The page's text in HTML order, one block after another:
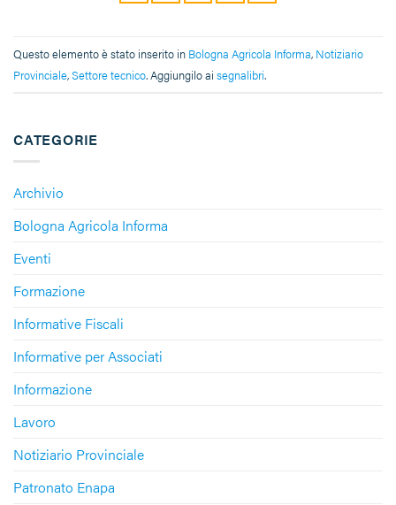
CATEGORIE
Archivio
Bologna Agricola Informa
Eventi
Formazione
Informative Fiscali
Informative per Associati
Informazione
Lavoro
Notiziario Provinciale
Patronato Enapa
Questo elemento è stato inserito in Bologna Agricola Informa, Notiziario
Provinciale,Settore tecnico. Aggiungilo ai segnalibri.